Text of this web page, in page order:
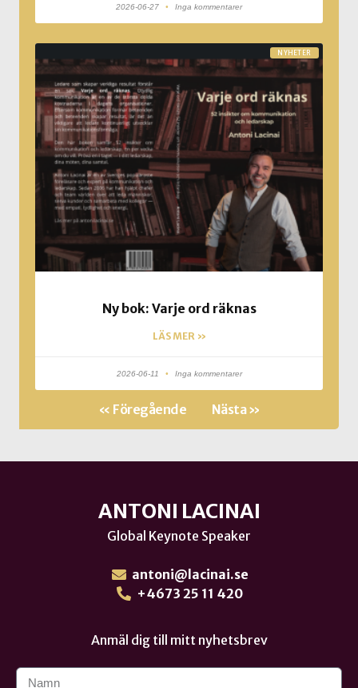
2026-06-27 Inga kommentarer
NYHETER
Ny bok: Varje ord räknas
LÄS MER »
2026-06-11 Inga kommentarer
« Föregående Nästa »
ANTONI LACINAI
Global Keynote Speaker
antoni@lacinai.se
+4673 25 11 420
Anmäl dig till mitt nyhetsbrev